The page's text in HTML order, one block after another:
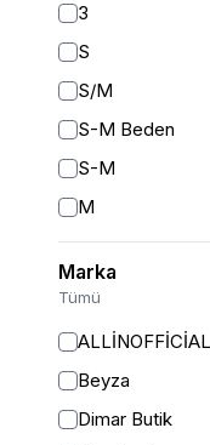
3
S
S/M
S-M Beden
S-M
M
L
L/XL
Marka
Tümü
ALLİNOFFİCİAL
Beyza
Dimar Butik